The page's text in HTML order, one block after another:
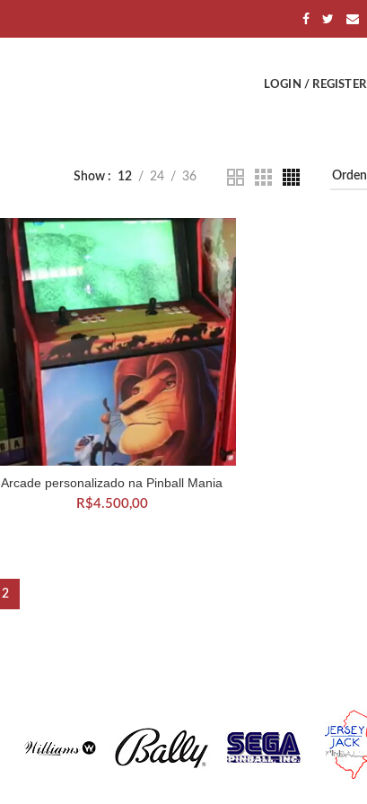
LOGIN / REGISTER
Show 12 24 36
ADICIONAR AO CARRINHO
Arcade personalizado na Pinball Mania
R$4.500,00
2